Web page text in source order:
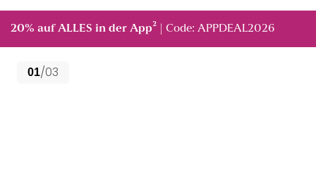
20% auf ALLES in der App² | Code: APPDEAL2026
01/03